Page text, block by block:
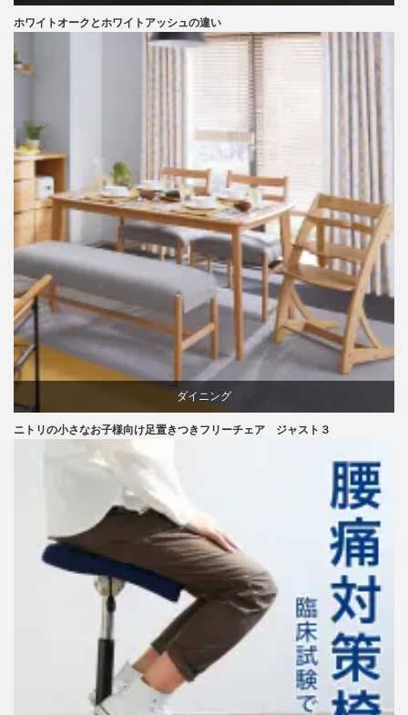
オーク
ホワイトオークとホワイトアッシュの違い
ダイニング
成形合板
椅子
ニトリの小さなお子様向け足置きつきフリーチェア ジャスト３